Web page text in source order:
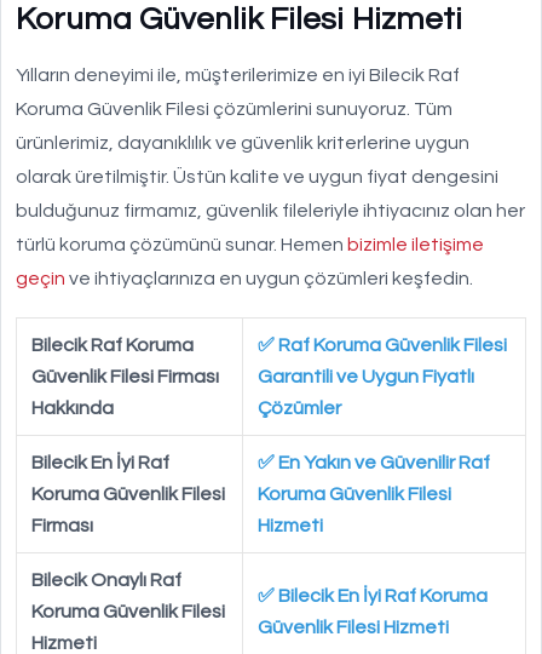
Koruma Güvenlik Filesi Hizmeti
Yılların deneyimi ile, müşterilerimize en iyi Bilecik Raf
Koruma Güvenlik Filesi çözümlerini sunuyoruz. Tüm
ürünlerimiz, dayanıklılık ve güvenlik kriterlerine uygun
olarak üretilmiştir. Üstün kalite ve uygun fiyat dengesini
bulduğunuz firmamız, güvenlik fileleriyle ihtiyacınız olan her
türlü koruma çözümünü sunar. Hemen bizimle iletişime
geçin ve ihtiyaçlarınıza en uygun çözümleri keşfedin.
Bilecik Raf Koruma
Güvenlik Filesi Firması
Hakkında
✅ Raf Koruma Güvenlik Filesi
Garantili ve Uygun Fiyatlı
Çözümler
Bilecik En İyi Raf
Koruma Güvenlik Filesi
Firması
✅ En Yakın ve Güvenilir Raf
Koruma Güvenlik Filesi
Hizmeti
Bilecik Onaylı Raf
Koruma Güvenlik Filesi
Hizmeti
✅ Bilecik En İyi Raf Koruma
Güvenlik Filesi Hizmeti